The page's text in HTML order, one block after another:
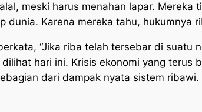
meski harus menahan lapar.
dunia. Karena mereka tahu,
“Jika riba telah tersebar di suatu
hari ini. Krisis ekonomi yang terus
dari dampak nyata sistem ribawi.